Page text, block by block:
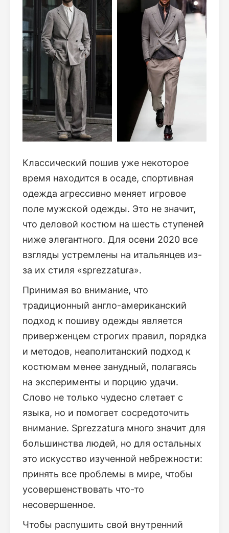
Классический пошив уже некоторое
время находится в осаде, спортивная
одежда агрессивно меняет игровое
поле мужской одежды. Это не значит,
что деловой костюм на шесть ступеней
ниже элегантного. Для осени 2020 все
взгляды устремлены на итальянцев из-
за их стиля «sprezzatura».
Принимая во внимание, что
традиционный англо-американский
подход к пошиву одежды является
приверженцем строгих правил, порядка
и методов, неаполитанский подход к
костюмам менее занудный, полагаясь
на эксперименты и порцию удачи.
Слово не только чудесно слетает с
языка, но и помогает сосредоточить
внимание. Sprezzatura много значит для
большинства людей, но для остальных
это искусство изученной небрежности:
принять все проблемы в мире, чтобы
усовершенствовать что-то
несовершенное.
Чтобы распушить свой внутренний